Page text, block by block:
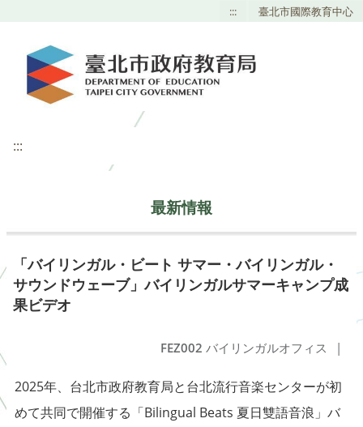
::: 臺北市國際教育中心
:::
最新情報
「バイリンガル・ビート サマー・バイリンガル・
サウンドウェーブ」バイリンガルサマーキャンプ成
果ビデオ
FEZ002 バイリンガルオフィス |
2025年、台北市政府教育局と台北流行音楽センターが初
めて共同で開催する「Bilingual Beats 夏日雙語音浪」バ